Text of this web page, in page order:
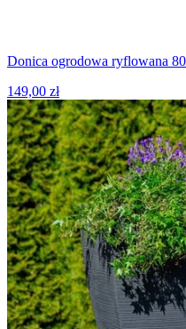
Donica ogrodowa ryflowana
149,00 zł